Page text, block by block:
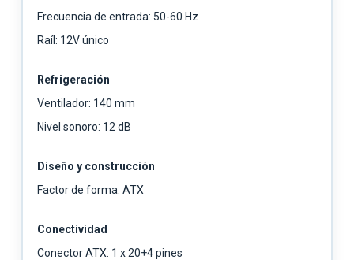
Frecuencia de entrada: 50-60 Hz
Raíl: 12V único
Refrigeración
Ventilador: 140 mm
Nivel sonoro: 12 dB
Diseño y construcción
Factor de forma: ATX
Conectividad
Conector ATX: 1 x 20+4 pines